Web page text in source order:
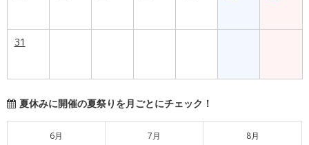
31
夏休みに開催の夏祭りを月ごとにチェック！
6月 7月 8月